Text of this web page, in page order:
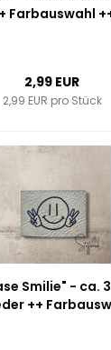
Farbauswahl
2,99 EUR
2,99 EUR pro Stück
Smilie" - ca.
++